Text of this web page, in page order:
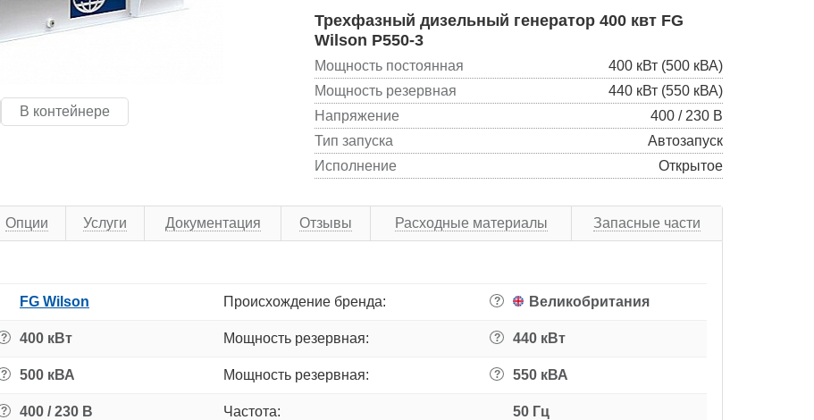
В контейнере
Трехфазный дизельный генератор 400 квт FG
Wilson P550-3
Мощность постоянная
400 кВт (500 кВА)
Мощность резервная
440 кВт (550 кВА)
Напряжение
400 / 230 В
Тип запуска
Автозапуск
Исполнение
Открытое
Опции Услуги Документация Отзывы Расходные материалы Запасные части
FG Wilson Происхождение бренда: ? Великобритания
? 400 кВт Мощность резервная: ? 440 кВт
? 500 кВА Мощность резервная: ? 550 кВА
? 400 / 230 В Частота: 50 Гц